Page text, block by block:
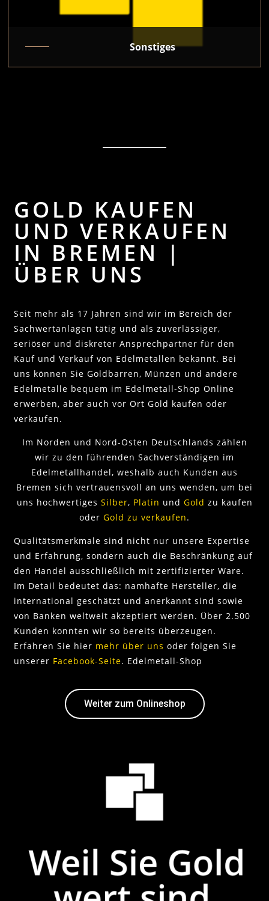
Sonstiges
GOLD KAUFEN
UND VERKAUFEN
IN BREMEN |
ÜBER UNS
Seit mehr als 17 Jahren sind wir im Bereich der
Sachwertanlagen tätig und als zuverlässiger,
seriöser und diskreter Ansprechpartner für den
Kauf und Verkauf von Edelmetallen bekannt. Bei
uns können Sie Goldbarren, Münzen und andere
Edelmetalle bequem im Edelmetall-Shop Online
erwerben, aber auch vor Ort Gold kaufen oder
verkaufen.
Im Norden und Nord-Osten Deutschlands zählen
wir zu den führenden Sachverständigen im
Edelmetallhandel, weshalb auch Kunden aus
Bremen sich vertrauensvoll an uns wenden, um bei
uns hochwertiges Silber, Platin und Gold zu kaufen
oder Gold zu verkaufen.
Qualitätsmerkmale sind nicht nur unsere Expertise
und Erfahrung, sondern auch die Beschränkung auf
den Handel ausschließlich mit zertifizierter Ware.
Im Detail bedeutet das: namhafte Hersteller, die
international geschätzt und anerkannt sind sowie
von Banken weltweit akzeptiert werden. Über 2.500
Kunden konnten wir so bereits überzeugen.
Erfahren Sie hier mehr über uns oder folgen Sie
unserer Facebook-Seite. Edelmetall-Shop
Weiter zum Onlineshop